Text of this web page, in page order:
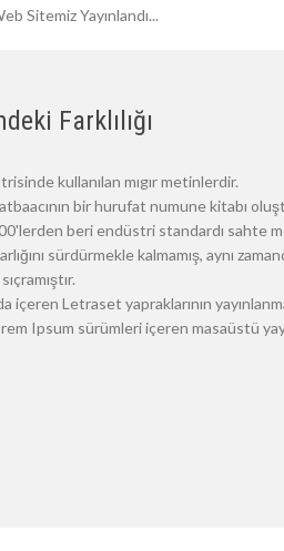
Sitemiz Yayınlandı...
Farklılığı
kullanılan mıgır metinlerdir.
bir hurufat numune kitabı
beri endüstri standardı sahte
sürdürmekle kalmamış, aynı
içeren Letraset yapraklarının
Ipsum sürümleri içeren masaüstü